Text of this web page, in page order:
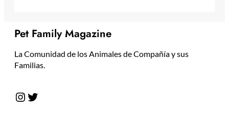
Pet Family Magazine
La Comunidad de los Animales de Compañía y sus
Familias.
Instagram Twitter